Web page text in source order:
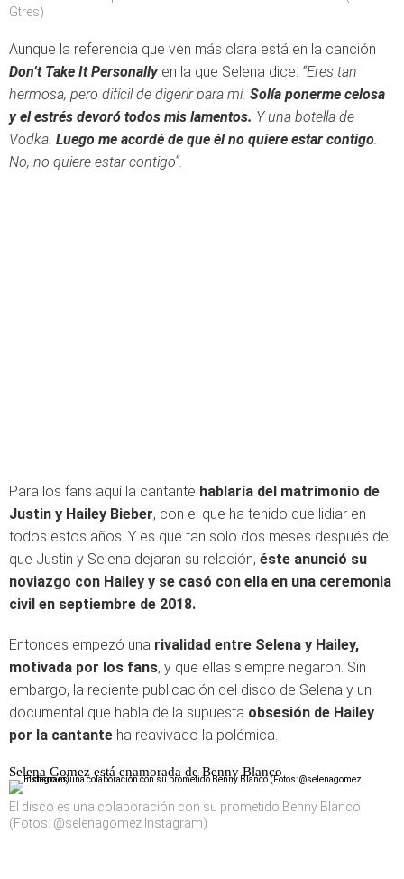
Gtres)
Aunque la referencia que ven más clara está en la canción
Don’t Take It Personally en la que Selena dice: “Eres tan
hermosa, pero difícil de digerir para mí. Solía ponerme celosa
y el estrés devoró todos mis lamentos. Y una botella de
Vodka. Luego me acordé de que él no quiere estar contigo.
No, no quiere estar contigo”.
Para los fans aquí la cantante hablaría del matrimonio de
Justin y Hailey Bieber, con el que ha tenido que lidiar en
todos estos años. Y es que tan solo dos meses después de
que Justin y Selena dejaran su relación, éste anunció su
noviazgo con Hailey y se casó con ella en una ceremonia
civil en septiembre de 2018.
Entonces empezó una rivalidad entre Selena y Hailey,
motivada por los fans, y que ellas siempre negaron. Sin
embargo, la reciente publicación del disco de Selena y un
documental que habla de la supuesta obsesión de Hailey
por la cantante ha reavivado la polémica.
Selena Gomez está enamorada de Benny Blanco
El disco es una colaboración con su prometido Benny Blanco
(Fotos: @selenagomez Instagram)